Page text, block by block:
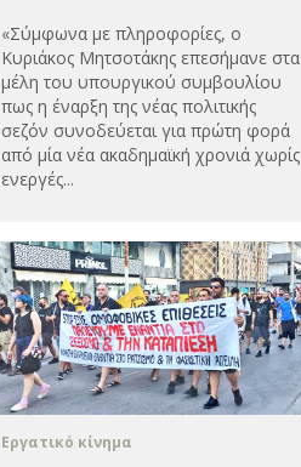
«Σύμφωνα με πληροφορίες, ο
Κυριάκος Μητσοτάκης επεσήμανε στα
μέλη του υπουργικού συμβουλίου
πως η έναρξη της νέας πολιτικής
σεζόν συνοδεύεται για πρώτη φορά
από μία νέα ακαδημαϊκή χρονιά χωρίς
ενεργές...
Εργατικό κίνημα